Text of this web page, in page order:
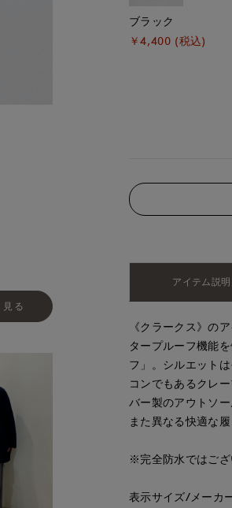
る
ブラック
￥4,400 (税込)
アイテム説明
《クラークス》の
タープルーフ機能
フ」。シルエット
コンでもあるクレ
バー製のアウトソ
また異なる快適な
※完全防水ではござ
表示サイズ/メーカ